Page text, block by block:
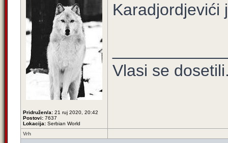
Pridružen/a: 21 ruj 2020, 20:42
Postovi: 7637
Lokacija: Serbian World
Karadjordjevići
Vlasi se
Vrh